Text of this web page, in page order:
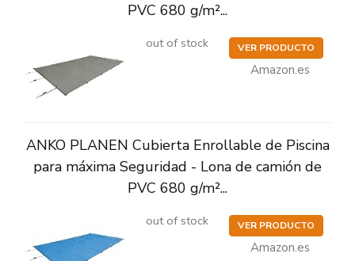
PVC 680 g/m²...
out of stock VER PRODUCTO
Amazon.es
ANKO PLANEN Cubierta Enrollable de Piscina
para máxima Seguridad - Lona de camión de
PVC 680 g/m²...
out of stock VER PRODUCTO
Amazon.es